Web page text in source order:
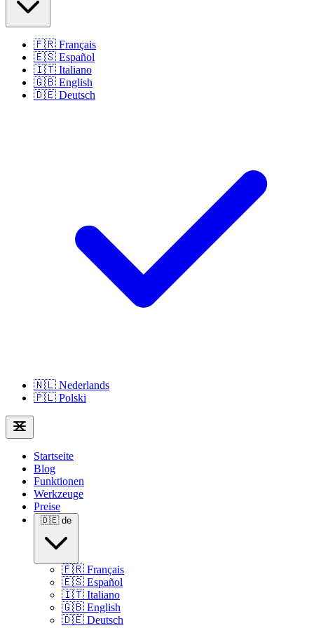
🇫🇷 Français
🇪🇸 Español
🇮🇹 Italiano
🇬🇧 English
🇩🇪 Deutsch
🇳🇱 Nederlands
🇵🇱 Polski
Startseite
Blog
Funktionen
Werkzeuge
Preise
🇩🇪 de
🇫🇷 Français
🇪🇸 Español
🇮🇹 Italiano
🇬🇧 English
🇩🇪 Deutsch